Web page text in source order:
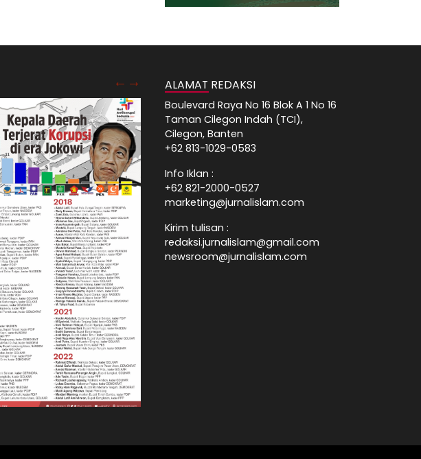
ALAMAT REDAKSI
Boulevard Raya No 16 Blok A 1 No 16
Taman Cilegon Indah (TCI),
Cilegon, Banten
+62 813-1029-0583
Info Iklan :
+62 821-2000-0527
marketing@jurnalislam.com
Kirim tulisan :
redaksi.jurnalislam@gmail.com
newsroom@jurnalislam.com